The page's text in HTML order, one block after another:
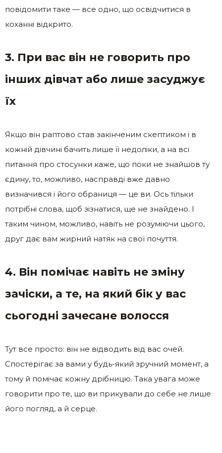
повідомити таке — все одно, що освідчитися в
коханні відкрито.
3. При вас він не говорить про
інших дівчат або лише засуджує
їх
Якщо він раптово став закінченим скептиком і в
кожній дівчині бачить лише її недоліки, а на всі
питання про стосунки каже, що поки не знайшов ту
єдину, то, можливо, насправді вже давно
визначився і його обраниця — це ви. Ось тільки
потрібні слова, щоб зізнатися, ще не знайдено. І
таким чином, можливо, навіть не розуміючи цього,
друг дає вам жирний натяк на свої почуття.
4. Він помічає навіть не зміну
зачіски, а те, на який бік у вас
сьогодні зачесане волосся
Тут все просто: він не відводить від вас очей.
Спостерігає за вами у будь-який зручний момент, а
тому й помічає кожну дрібницю. Така увага може
говорити про те, що ви прикували до себе не лише
його погляд, а й серце.